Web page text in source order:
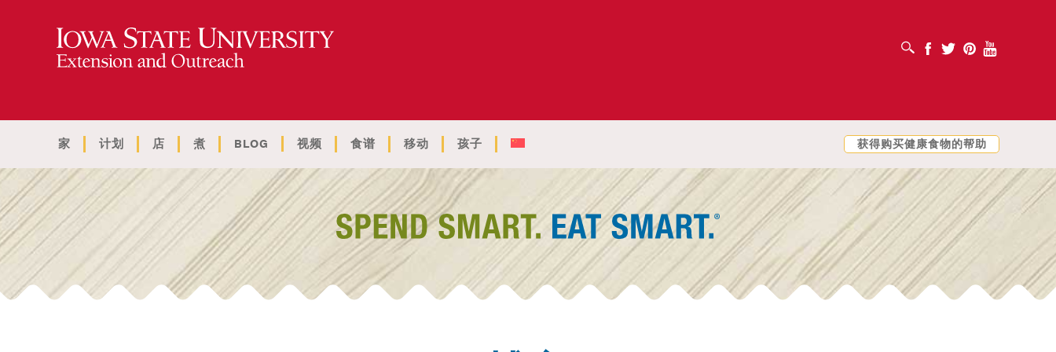
打开搜索框 Facebook
Twitter PinterestYoutube
家 计划 店 煮 BLOG 视频 食谱 移动 孩子 获得购买健康食物的帮助